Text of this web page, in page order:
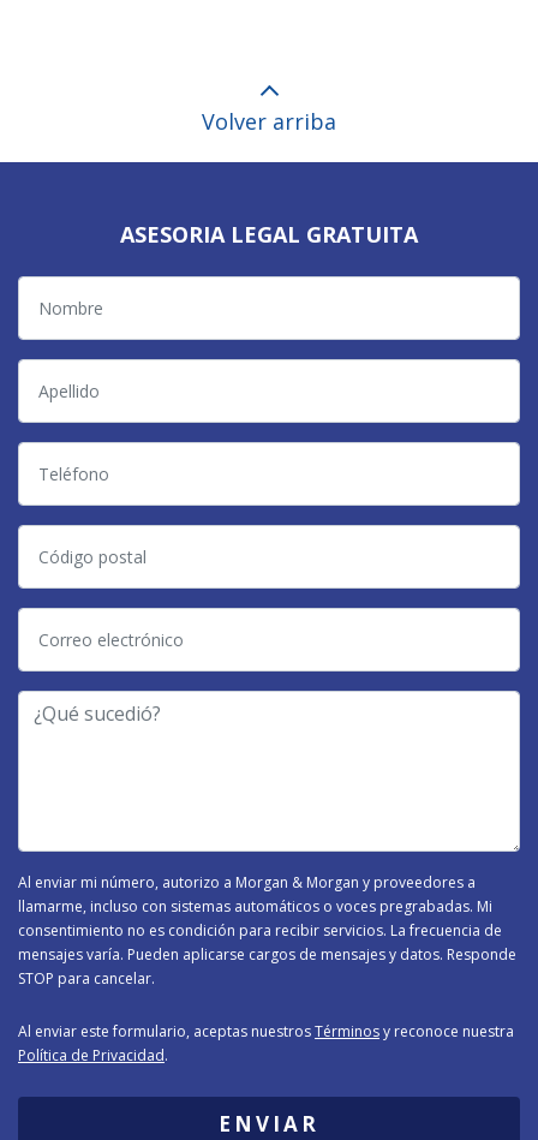
Volver arriba
ASESORIA LEGAL GRATUITA
Nombre
Apellido
Teléfono
Código
postal
Correo
electrónico
-
Tipo
¿Qué
sucedió?
Al enviar mi número, autorizo a Morgan & Morgan y proveedores a
llamarme, incluso con sistemas automáticos o voces pregrabadas. Mi
consentimiento no es condición para recibir servicios. La frecuencia de
mensajes varía. Pueden aplicarse cargos de mensajes y datos. Responde
STOP para cancelar.
Al enviar este formulario, aceptas nuestrosTérminosy reconoce nuestra
Política de Privacidad.